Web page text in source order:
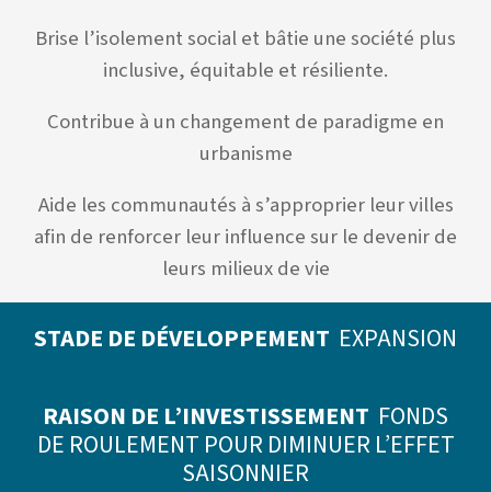
Brise l’isolement social et bâtie une société plus
inclusive, équitable et résiliente.
Contribue à un changement de paradigme en
urbanisme
Aide les communautés à s’approprier leur villes
afin de renforcer leur influence sur le devenir de
leurs milieux de vie
STADE DE DÉVELOPPEMENT EXPANSION
RAISON DE L’INVESTISSEMENT FONDS
DE ROULEMENT POUR DIMINUER L’EFFET
SAISONNIER